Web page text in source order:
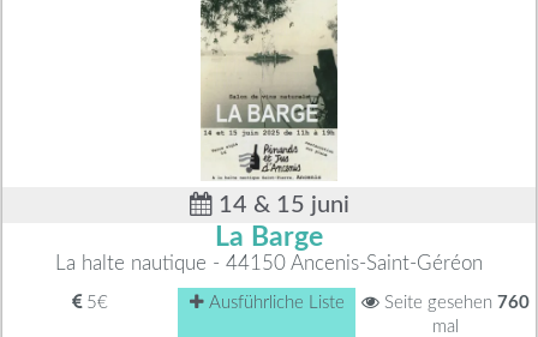
14 & 15 juni
La Barge
La halte nautique - 44150 Ancenis-Saint-Géréon
5€ Ausführliche Liste Seite gesehen 760
mal